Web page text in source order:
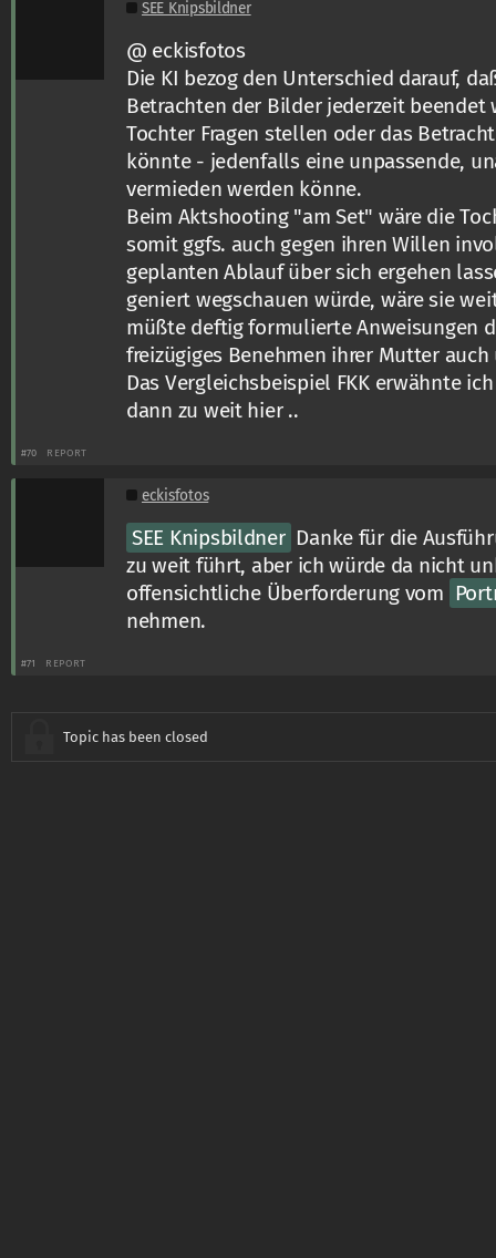
SEE Knipsbildner
@ eckisfotos
Die KI bezog den Unterschied darauf,
Betrachten der Bilder jederzeit beendet
Tochter Fragen stellen oder das
könnte - jedenfalls eine unpassende,
vermieden werden könne.
Beim Aktshooting "am Set" wäre die
somit ggfs. auch gegen ihren Willen
geplanten Ablauf über sich ergehen
geniert wegschauen würde, wäre sie
müßte deftig formulierte Anweisungen
freizügiges Benehmen ihrer Mutter
Das Vergleichsbeispiel FKK erwähnte
dann zu weit hier ..
#70 REPORT
eckisfotos
SEE Knipsbildner Danke für die
zu weit führt, aber ich würde da nicht
offensichtliche Überforderung vom
nehmen.
#71 REPORT
Topic has been closed